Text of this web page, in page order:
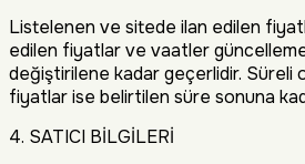
Listelenen ve sitede ilan edilen
edilen fiyatlar ve vaatler
değiştirilene kadar geçerlidir. Süreli
fiyatlar ise belirtilen süre sonuna
4. SATICI BİLGİLERİ